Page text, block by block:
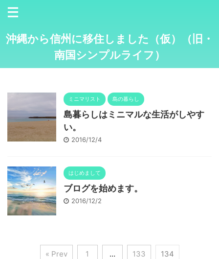
沖縄から信州に移住しました（仮）（旧・
南国シンプルライフ）
ミニマリスト 島の暮らし
島暮らしはミニマルな生活がしやす
い。
2016/12/4
はじめまして
ブログを始めます。
2016/12/2
« Prev 1 … 133 134